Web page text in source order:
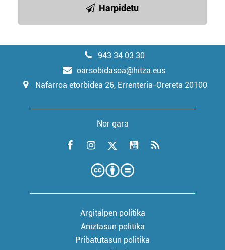
Harpidetu
943 34 03 30
oarsobidasoa@hitza.eus
Nafarroa etorbidea 26, Errenteria-Orereta 20100
Nor gara
Argitalpen politika
Aniztasun politika
Pribatutasun politika